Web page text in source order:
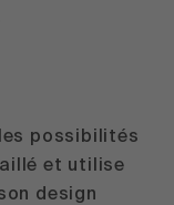
possibilités
et utilise
design